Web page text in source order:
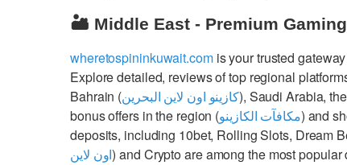
🏜️ Middle East - Premium
wheretospininkuwait.comis your trusted
Explore detailed, reviews of top regional
Bahrain (كازينو اون لاين البحرين), Saudi Arabia,
bonus offers in the region (مكافآت الكازينو) and
deposits, including 10bet, Rolling Slots, Dream
اون لاين) and Crypto are among the most